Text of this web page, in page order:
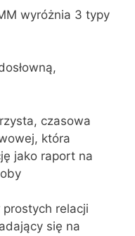
wyróżnia 3 typy
czasowa
która
jako raport na
relacji
się na